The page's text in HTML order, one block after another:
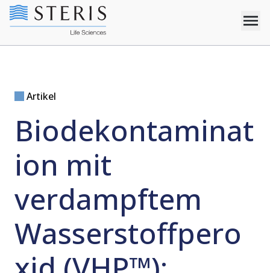
Artikel
Biodekontaminat
ion mit
verdampftem
Wasserstoffpero